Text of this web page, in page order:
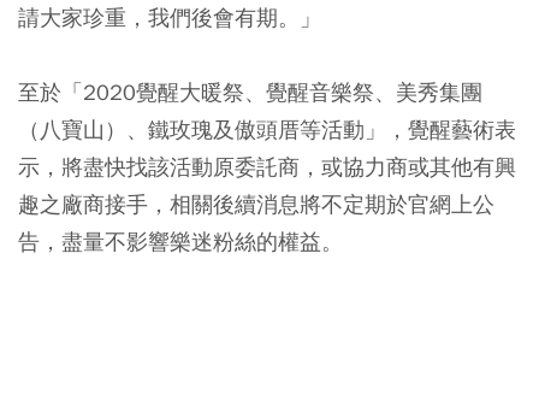
請大家珍重，我們後會有期。」
至於「2020覺醒大暖祭、覺醒音樂祭、美秀集團
（八寶山）、鐵玫瑰及傲頭厝等活動」，覺醒藝術表
示，將盡快找該活動原委託商，或協力商或其他有興
趣之廠商接手，相關後續消息將不定期於官網上公
告，盡量不影響樂迷粉絲的權益。